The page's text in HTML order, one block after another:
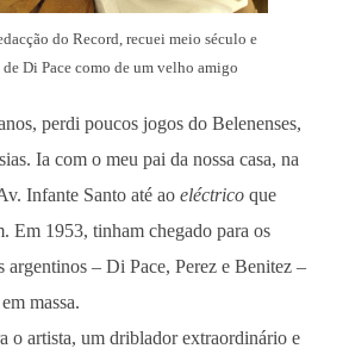
do Record, recuei meio século e
de Di Pace como de um velho amigo
perdi poucos jogos do Belenenses,
Ia com o meu pai da nossa casa, na
Infante Santo até ao eléctricoque
Em 1953, tinham chegado para os
argentinos – Di Pace, Perez e Benitez –
massa.
o artista, um driblador extraordinário e